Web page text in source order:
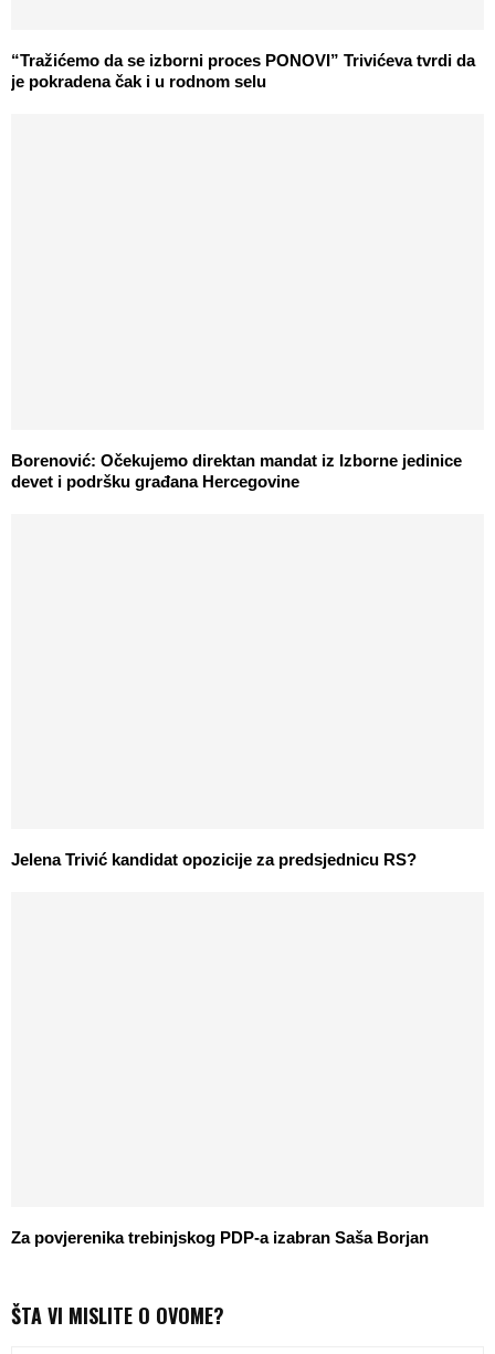
“Tražićemo da se izborni proces PONOVI” Trivićeva tvrdi da
je pokradena čak i u rodnom selu
Borenović: Očekujemo direktan mandat iz Izborne jedinice
devet i podršku građana Hercegovine
Jelena Trivić kandidat opozicije za predsjednicu RS?
Za povjerenika trebinjskog PDP-a izabran Saša Borjan
ŠTA VI MISLITE O OVOME?